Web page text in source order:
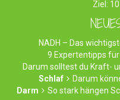
Ziel:
NADH – Das
9 Expertentipps
Darum solltest du Kraft-
Schlaf
Darum
Darm
So stark hängen